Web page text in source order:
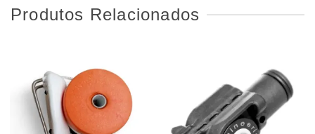
Produtos Relacionados